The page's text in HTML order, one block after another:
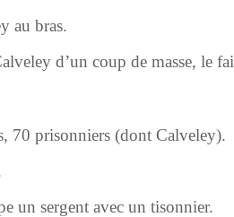
au bras.
d’un coup de masse, le
70 prisonniers (dont Calveley).
un sergent avec un tisonnier.